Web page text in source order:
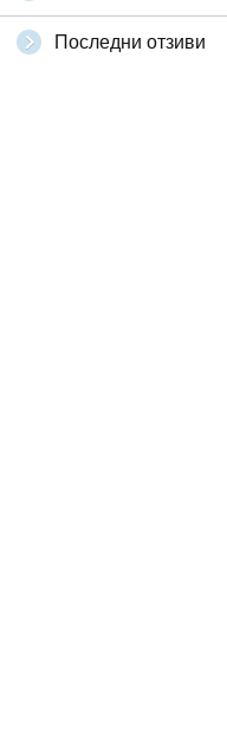
Последни отзиви